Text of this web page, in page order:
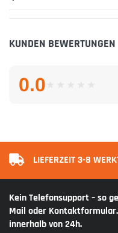
KUNDEN BEWERTUNGEN
0.0
LIEFERZEIT 3-8
Kein Telefonsupport – so
Mail oder
innerhalb von 24h.